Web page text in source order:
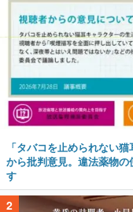
「タバコを止められない
から批判意見。違法薬物
す
2